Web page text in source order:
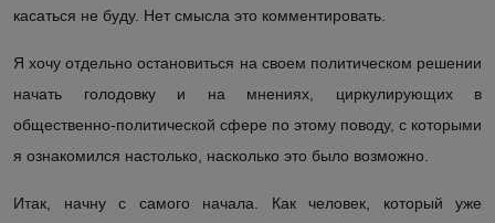
касаться не буду. Нет смысла это комментировать.
Я хочу отдельно остановиться на своем политическом решении
начать голодовку и на мнениях, циркулирующих в
общественно-политической сфере по этому поводу, с которыми
я ознакомился настолько, насколько это было возможно.
Итак, начну с самого начала. Как человек, который уже